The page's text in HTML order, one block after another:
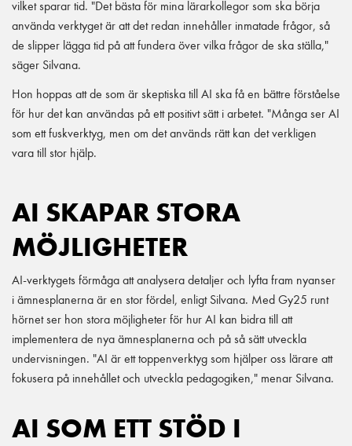
vilket sparar tid. "Det bästa för mina lärarkollegor som ska börja
använda verktyget är att det redan innehåller inmatade frågor, så
de slipper lägga tid på att fundera över vilka frågor de ska ställa,"
säger Silvana.
Hon hoppas att de som är skeptiska till AI ska få en bättre förståelse
för hur det kan användas på ett positivt sätt i arbetet. "Många ser AI
som ett fuskverktyg, men om det används rätt kan det verkligen
vara till stor hjälp.
AI SKAPAR STORA
MÖJLIGHETER
AI-verktygets förmåga att analysera detaljer och lyfta fram nyanser
i ämnesplanerna är en stor fördel, enligt Silvana. Med Gy25 runt
hörnet ser hon stora möjligheter för hur AI kan bidra till att
implementera de nya ämnesplanerna och på så sätt utveckla
undervisningen. "AI är ett toppenverktyg som hjälper oss lärare att
fokusera på innehållet och utveckla pedagogiken," menar Silvana.
AI SOM ETT STÖD I